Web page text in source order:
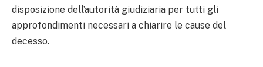
disposizione dell’autorità giudiziaria per tutti gli
approfondimenti necessari a chiarire le cause del
decesso.